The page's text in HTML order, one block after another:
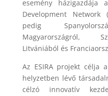
esemény házigazdája
Development Network
pedig
Magyarországról,
Litvániából és
Az ESIRA projekt célja
helyzetben lévő
célzó innovatív